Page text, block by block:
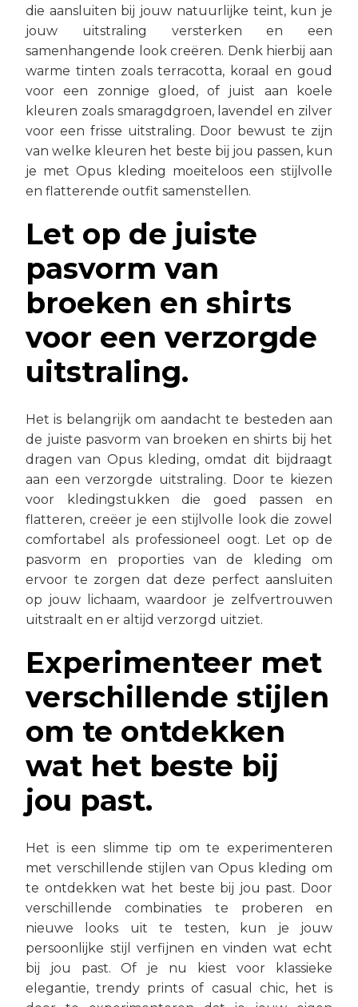
die aansluiten bij jouw natuurlijke teint, kun je
jouw uitstraling versterken en een
samenhangende look creëren. Denk hierbij aan
warme tinten zoals terracotta, koraal en goud
voor een zonnige gloed, of juist aan koele
kleuren zoals smaragdgroen, lavendel en zilver
voor een frisse uitstraling. Door bewust te zijn
van welke kleuren het beste bij jou passen, kun
je met Opus kleding moeiteloos een stijlvolle
en flatterende outfit samenstellen.
Let op de juiste
pasvorm van
broeken en shirts
voor een verzorgde
uitstraling.
Het is belangrijk om aandacht te besteden aan
de juiste pasvorm van broeken en shirts bij het
dragen van Opus kleding, omdat dit bijdraagt
aan een verzorgde uitstraling. Door te kiezen
voor kledingstukken die goed passen en
flatteren, creëer je een stijlvolle look die zowel
comfortabel als professioneel oogt. Let op de
pasvorm en proporties van de kleding om
ervoor te zorgen dat deze perfect aansluiten
op jouw lichaam, waardoor je zelfvertrouwen
uitstraalt en er altijd verzorgd uitziet.
Experimenteer met
verschillende stijlen
om te ontdekken
wat het beste bij
jou past.
Het is een slimme tip om te experimenteren
met verschillende stijlen van Opus kleding om
te ontdekken wat het beste bij jou past. Door
verschillende combinaties te proberen en
nieuwe looks uit te testen, kun je jouw
persoonlijke stijl verfijnen en vinden wat echt
bij jou past. Of je nu kiest voor klassieke
elegantie, trendy prints of casual chic, het is